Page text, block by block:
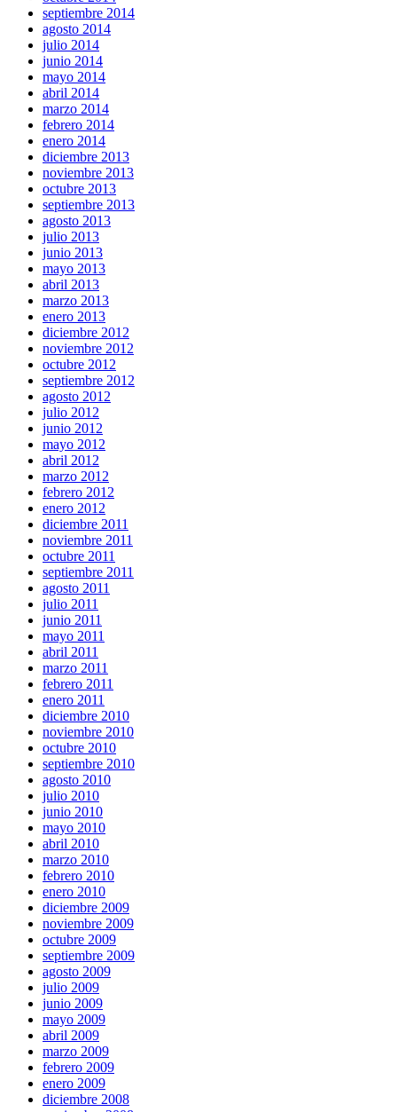
septiembre 2014
agosto 2014
julio 2014
junio 2014
mayo 2014
abril 2014
marzo 2014
febrero 2014
enero 2014
diciembre 2013
noviembre 2013
octubre 2013
septiembre 2013
agosto 2013
julio 2013
junio 2013
mayo 2013
abril 2013
marzo 2013
enero 2013
diciembre 2012
noviembre 2012
octubre 2012
septiembre 2012
agosto 2012
julio 2012
junio 2012
mayo 2012
abril 2012
marzo 2012
febrero 2012
enero 2012
diciembre 2011
noviembre 2011
octubre 2011
septiembre 2011
agosto 2011
julio 2011
junio 2011
mayo 2011
abril 2011
marzo 2011
febrero 2011
enero 2011
diciembre 2010
noviembre 2010
octubre 2010
septiembre 2010
agosto 2010
julio 2010
junio 2010
mayo 2010
abril 2010
marzo 2010
febrero 2010
enero 2010
diciembre 2009
noviembre 2009
octubre 2009
septiembre 2009
agosto 2009
julio 2009
junio 2009
mayo 2009
abril 2009
marzo 2009
febrero 2009
enero 2009
diciembre 2008